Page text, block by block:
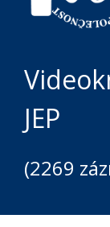
JEP
(2269